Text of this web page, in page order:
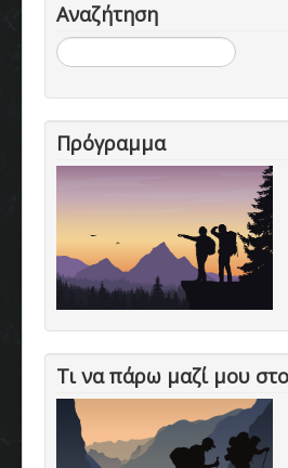
Αναζήτηση
Αναζήτηση...
Πρόγραμμα
Τι να πάρω μαζί μου